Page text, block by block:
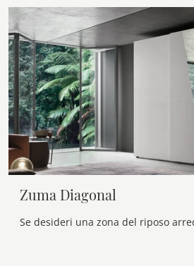
Zuma Diagonal